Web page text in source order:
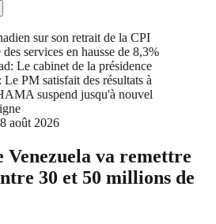
sur son retrait de la CPI
services en hausse de 8,3%
Le cabinet de la présidence
PM satisfait des résultats à
suspend jusqu'à nouvel
août 2026
va remettre
30 et 50 millions de